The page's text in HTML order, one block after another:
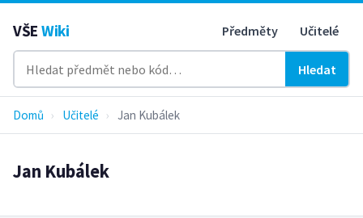
VŠE Wiki Předměty Učitelé
Hledat
Domů › Učitelé › Jan Kubálek
Jan Kubálek